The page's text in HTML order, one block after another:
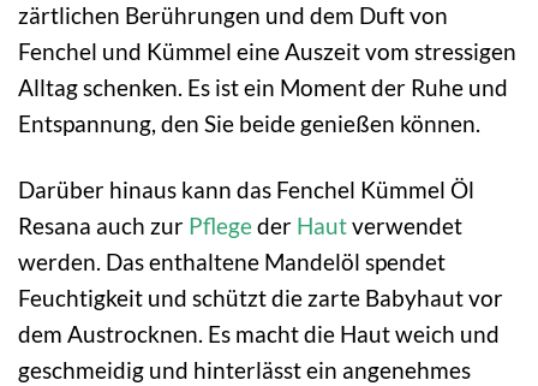
zärtlichen Berührungen und dem Duft von
Fenchel und Kümmel eine Auszeit vom stressigen
Alltag schenken. Es ist ein Moment der Ruhe und
Entspannung, den Sie beide genießen können.
Darüber hinaus kann das Fenchel Kümmel Öl
Resana auch zur Pflegeder Hautverwendet
werden. Das enthaltene Mandelöl spendet
Feuchtigkeit und schützt die zarte Babyhaut vor
dem Austrocknen. Es macht die Haut weich und
geschmeidig und hinterlässt ein angenehmes